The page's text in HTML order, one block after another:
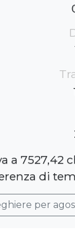
a 7527,42
di
per